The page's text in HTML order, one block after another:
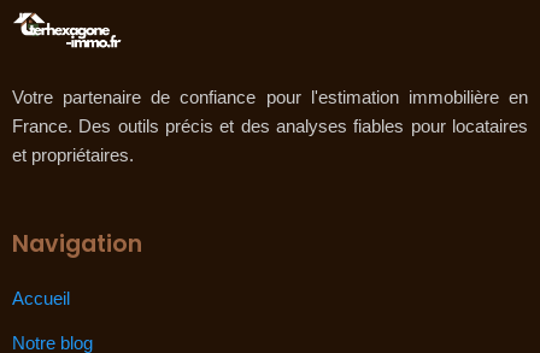
Votre partenaire de confiance pour l'estimation immobilière en
France. Des outils précis et des analyses fiables pour locataires
et propriétaires.
Navigation
Accueil
Notre blog